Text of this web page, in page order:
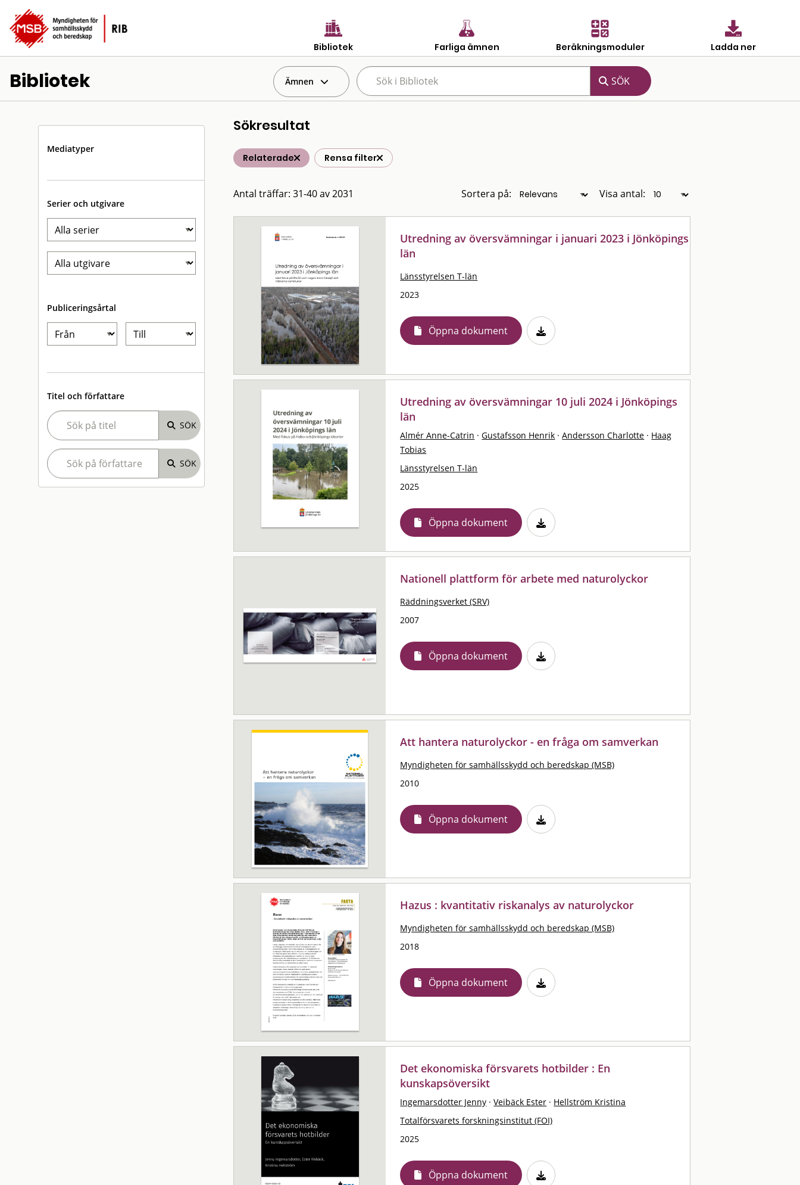
Bibliotek Farliga ämnen Beräkningsmoduler Ladda ner
Bibliotek Ämnen
Mediatyper
Serier och utgivare
Publiceringsårtal
Titel och författare
Sökresultat
Relaterade Rensa filter
Antal träffar: 31-40 av 2031 Sortera på: Visa antal:
Utredning av översvämningar i januari 2023 i Jönköpings
län
Länsstyrelsen T-län
2023
Öppna dokument
Utredning av översvämningar 10 juli 2024 i Jönköpings
län
Almér Anne-Catrin · Gustafsson Henrik · Andersson Charlotte · Haag
Tobias
Länsstyrelsen T-län
2025
Öppna dokument
Nationell plattform för arbete med naturolyckor
Räddningsverket (SRV)
2007
Öppna dokument
Att hantera naturolyckor - en fråga om samverkan
Myndigheten för samhällsskydd och beredskap (MSB)
2010
Öppna dokument
Hazus : kvantitativ riskanalys av naturolyckor
Myndigheten för samhällsskydd och beredskap (MSB)
2018
Öppna dokument
Det ekonomiska försvarets hotbilder : En
kunskapsöversikt
Ingemarsdotter Jenny · Veibäck Ester · Hellström Kristina
Totalförsvarets forskningsinstitut (FOI)
2025
Öppna dokument